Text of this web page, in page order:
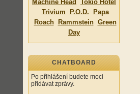
Machine Head
Tokio Hotel
Trivium
P.O.D.
Papa
Roach
Rammstein Green
Day
CHATBOARD
Po přihlášení budete moci
přidávat zprávy.